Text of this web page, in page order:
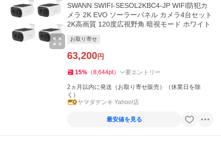
SWANN SWIFI-SESOL2KBC4-JP WIFI防犯カ
メラ 2K EVO ソーラーパネル カメラ4台セット
2K高画質 120度広視野角 暗視モード ホワイト
お取り寄せ
63,200円
15% （8,644pt） 要エントリー
2ヵ月以内に発送（お取り寄せ販売）（休業日を除
く）
ヤマダデンキ Yahoo!店
最安値を見る